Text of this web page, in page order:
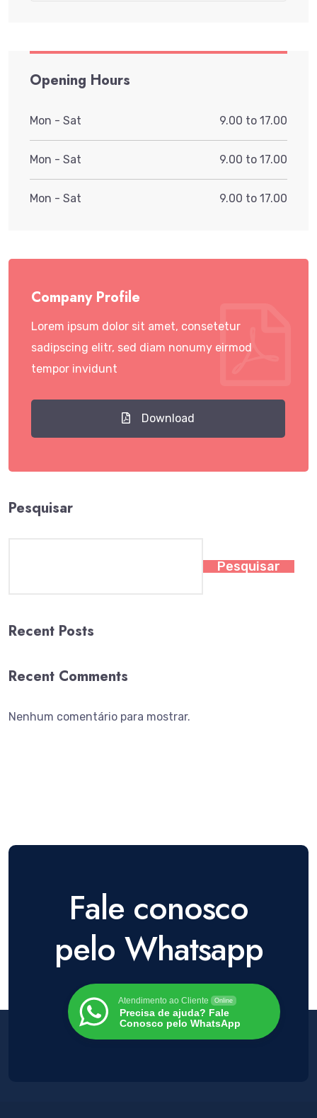
Opening Hours
Mon - Sat 9.00 to 17.00
Mon - Sat 9.00 to 17.00
Mon - Sat 9.00 to 17.00
Company Profile
Lorem ipsum dolor sit amet, consetetur
sadipscing elitr, sed diam nonumy eirmod
tempor invidunt
Download
Pesquisar
Pesquisar
Recent Posts
Recent Comments
Nenhum comentário para mostrar.
Fale conosco
pelo Whatsapp
Atendimento ao Cliente Online
Precisa de ajuda? Fale
Conosco pelo WhatsApp